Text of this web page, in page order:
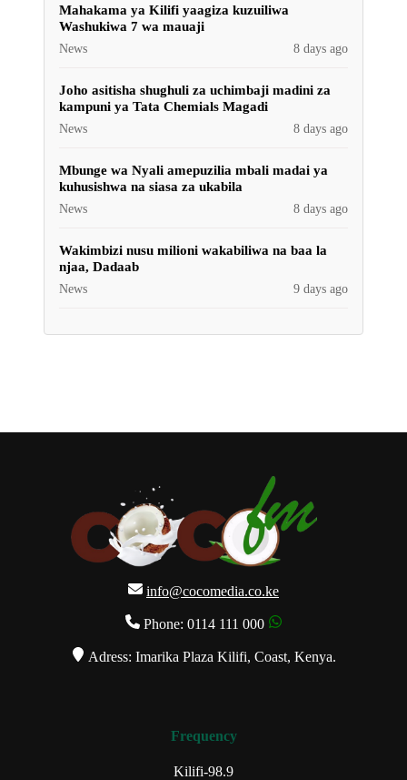
Mahakama ya Kilifi yaagiza kuzuiliwa
Washukiwa 7 wa mauaji
News 8 days ago
Joho asitisha shughuli za uchimbaji madini za
kampuni ya Tata Chemials Magadi
News 8 days ago
Mbunge wa Nyali amepuzilia mbali madai ya
kuhusishwa na siasa za ukabila
News 8 days ago
Wakimbizi nusu milioni wakabiliwa na baa la
njaa, Dadaab
News 9 days ago
info@cocomedia.co.ke
Phone: 0114 111 000
Adress: Imarika Plaza Kilifi, Coast, Kenya.
Frequency
Kilifi-98.9